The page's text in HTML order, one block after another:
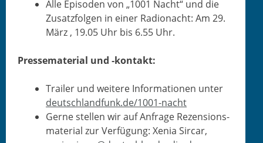
Alle Episo­den von „1001 Nacht“ und die
Zusatz­fol­gen in ein­er Radionacht: Am 29.
März , 19.05 Uhr bis 6.55 Uhr.
Presse­ma­te­r­i­al und ‑kon­takt:
Trail­er und weit­ere Infor­ma­tio­nen unter
deutschlandfunk.de/1001-nacht
Gerne stellen wir auf Anfrage Rezen­sion­s­
ma­te­r­i­al zur Ver­fü­gung: Xenia Sir­car,